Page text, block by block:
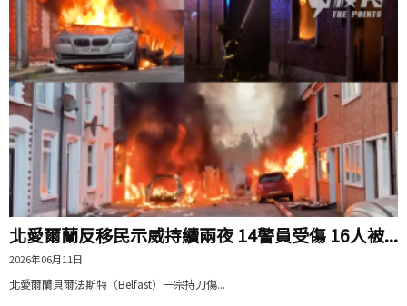
北愛爾蘭反移民示威持續兩夜 14警員受傷 16人被...
2026年06月11日
北愛爾蘭貝爾法斯特（Belfast）一宗持刀傷...